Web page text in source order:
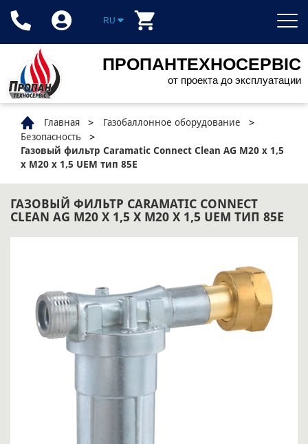
ПРОПАНТЕХНОСЕРВІС
от проекта до эксплуатации
RU
Главная
Газобаллонное оборудование
Безопасность
Газовый фильтр Caramatic Connect Clean AG M20 x 1,5
x M20 x 1,5 UEM тип 85Е
ГАЗОВЫЙ ФИЛЬТР CARAMATIC CONNECT
CLEAN AG M20 X 1,5 X M20 X 1,5 UEM ТИП 85Е